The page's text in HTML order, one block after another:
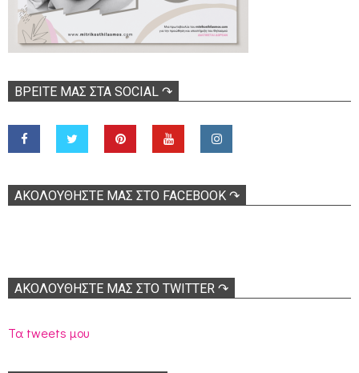
ΒΡΕΊΤΕ ΜΑΣ ΣΤΑ SOCIAL ↷
ΑΚΟΛOΥΘΉΣΤΕ ΜΑΣ ΣΤΟ FACEBOOK ↷
ΑΚΟΛΟΥΘΉΣΤΕ ΜΑΣ ΣΤΟ TWITTER ↷
Τα tweets μου